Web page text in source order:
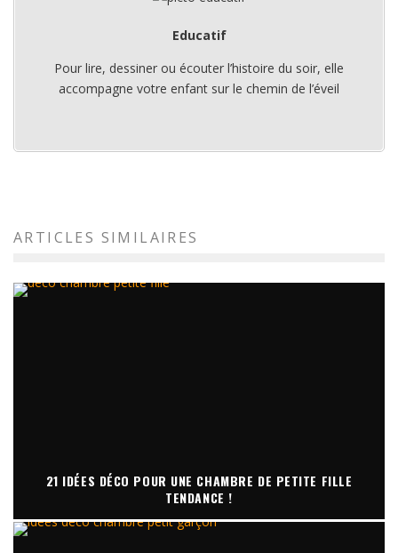
Educatif
Pour lire, dessiner ou écouter l’histoire du soir, elle
accompagne votre enfant sur le chemin de l’éveil
ARTICLES SIMILAIRES
21 IDÉES DÉCO POUR UNE CHAMBRE DE PETITE FILLE
TENDANCE !